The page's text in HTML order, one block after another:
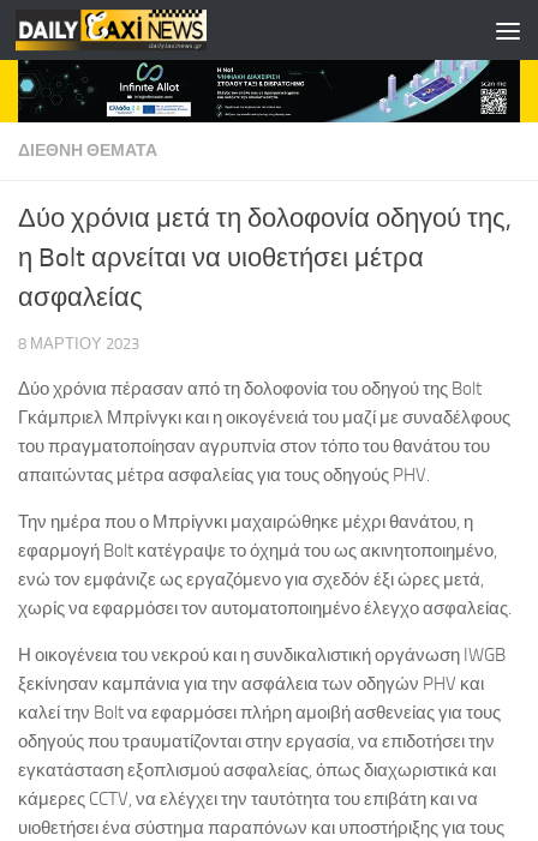
Skip to content
ΔΙΕΘΝΗ ΘΕΜΑΤΑ
Δύο χρόνια μετά τη δολοφονία οδηγού της,
η Bolt αρνείται να υιοθετήσει μέτρα
ασφαλείας
8 ΜΑΡΤΊΟΥ 2023
Δύο χρόνια πέρασαν από τη δολοφονία του οδηγού της Bolt
Γκάμπριελ Μπρίνγκι και η οικογένειά του μαζί με συναδέλφους
του πραγματοποίησαν αγρυπνία στον τόπο του θανάτου του
απαιτώντας μέτρα ασφαλείας για τους οδηγούς PHV.
Την ημέρα που ο Μπρίγνκι μαχαιρώθηκε μέχρι θανάτου, η
εφαρμογή Bolt κατέγραψε το όχημά του ως ακινητοποιημένο,
ενώ τον εμφάνιζε ως εργαζόμενο για σχεδόν έξι ώρες μετά,
χωρίς να εφαρμόσει τον αυτοματοποιημένο έλεγχο ασφαλείας.
Η οικογένεια του νεκρού και η συνδικαλιστική οργάνωση IWGB
ξεκίνησαν καμπάνια για την ασφάλεια των οδηγών PHV και
καλεί την Bolt να εφαρμόσει πλήρη αμοιβή ασθενείας για τους
οδηγούς που τραυματίζονται στην εργασία, να επιδοτήσει την
εγκατάσταση εξοπλισμού ασφαλείας, όπως διαχωριστικά και
κάμερες CCTV, να ελέγχει την ταυτότητα του επιβάτη και να
υιοθετήσει ένα σύστημα παραπόνων και υποστήριξης για τους